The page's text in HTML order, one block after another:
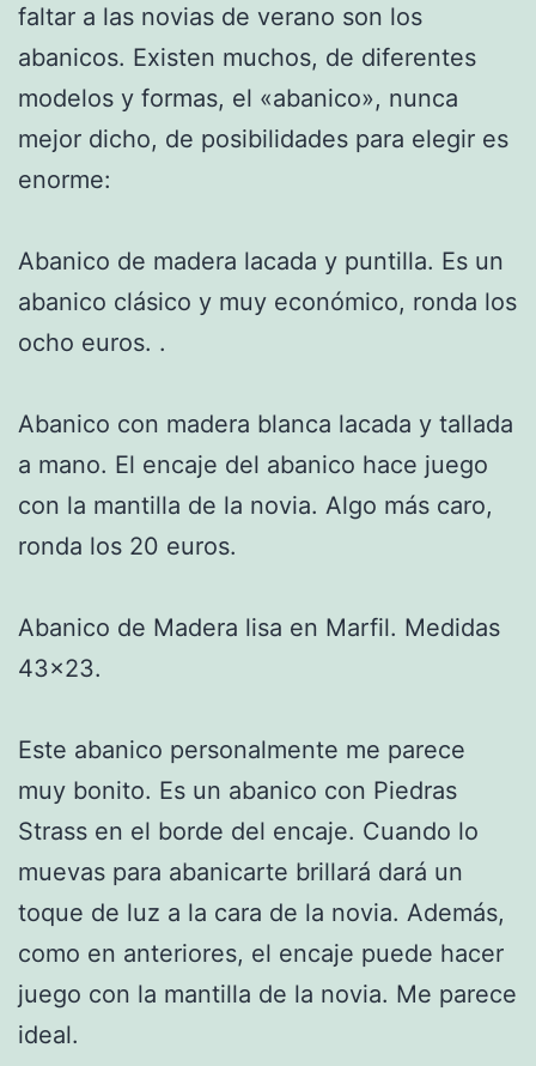
faltar a las novias de verano son los
abanicos. Existen muchos, de diferentes
modelos y formas, el «abanico», nunca
mejor dicho, de posibilidades para elegir es
enorme:
Abanico de madera lacada y puntilla. Es un
abanico clásico y muy económico, ronda los
ocho euros. .
Abanico con madera blanca lacada y tallada
a mano. El encaje del abanico hace juego
con la mantilla de la novia. Algo más caro,
ronda los 20 euros.
Abanico de Madera lisa en Marfil. Medidas
43×23.
Este abanico personalmente me parece
muy bonito. Es un abanico con Piedras
Strass en el borde del encaje. Cuando lo
muevas para abanicarte brillará dará un
toque de luz a la cara de la novia. Además,
como en anteriores, el encaje puede hacer
juego con la mantilla de la novia. Me parece
ideal.